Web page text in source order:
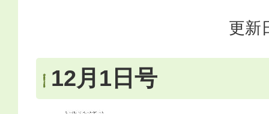
更新
12月1日号